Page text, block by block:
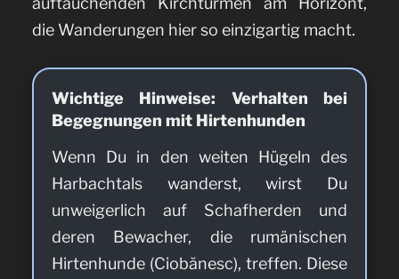
die Wanderungen hier so einzigartig macht.
Wichtige Hinweise: Verhalten bei
Begegnungen mit Hirtenhunden
Wenn Du in den weiten Hügeln des
Harbachtals wanderst, wirst Du
unweigerlich auf Schafherden und
deren Bewacher, die rumänischen
Hirtenhunde (Ciobănesc), treffen. Diese